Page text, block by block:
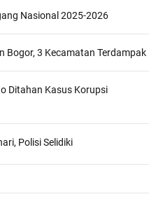
Nasional 2025-2026
Bogor, 3 Kecamatan Terdampak
Ditahan Kasus Korupsi
Polisi Selidiki